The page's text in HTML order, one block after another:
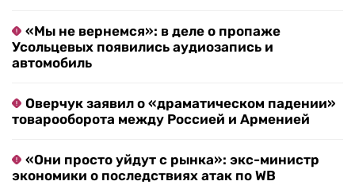
«Мы не вернемся»: в деле о пропаже
Усольцевых появились аудиозапись и
автомобиль
Оверчук заявил о «драматическом падении»
товарооборота между Россией и Арменией
«Они просто уйдут с рынка»: экс-министр
экономики о последствиях атак по WB